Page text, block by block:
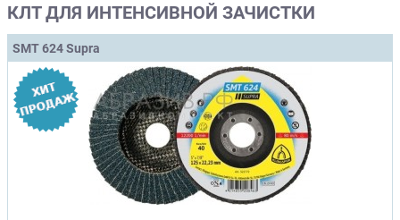
КЛТ ДЛЯ ИНТЕНСИВНОЙ ЗАЧИСТКИ
SMT 624 Supra